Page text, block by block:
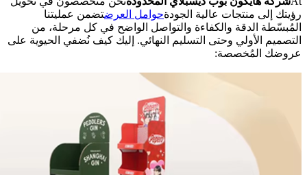
رؤيتك إلى منتجات عالية الجودةحوامل العرضتضمن عمليتنا
المُبسّطة الدقة والكفاءة والتواصل الواضح في كل مرحلة، من
التصميم الأولي وحتى التسليم النهائي. إليك كيف نُضفي الحيوية على
عروضك المُخصصة: